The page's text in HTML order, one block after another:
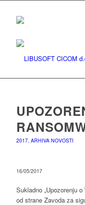
2017, ARHIVA NOVOSTI
16/05/2017
Sukladno „Upozorenju
od strane Zavoda za